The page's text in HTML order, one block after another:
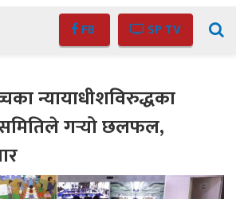
FB SP TV
न्यायाधीशविरुद्धका
गर्‍यो छलफल,